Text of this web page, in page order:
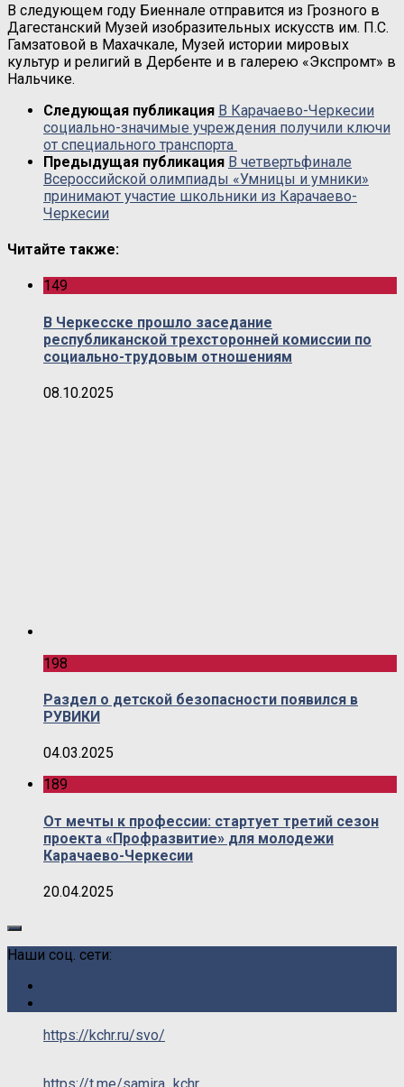
В следующем году Биеннале отправится из Грозного в
Дагестанский Музей изобразительных искусств им. П.С.
Гамзатовой в Махачкале, Музей истории мировых
культур и религий в Дербенте и в галерею «Экспромт» в
Нальчике.
Следующая публикация В Карачаево-Черкесии
социально-значимые учреждения получили ключи
от специального транспорта
Предыдущая публикация В четвертьфинале
Всероссийской олимпиады «Умницы и умники»
принимают участие школьники из Карачаево-
Черкесии
Читайте также:
149
В Черкесске прошло заседание
республиканской трехсторонней комиссии по
социально-трудовым отношениям
08.10.2025
198
Раздел о детской безопасности появился в
РУВИКИ
04.03.2025
189
От мечты к профессии: стартует третий сезон
проекта «Профразвитие» для молодежи
Карачаево-Черкесии
20.04.2025
Наши соц. сети:
https://kchr.ru/svo/